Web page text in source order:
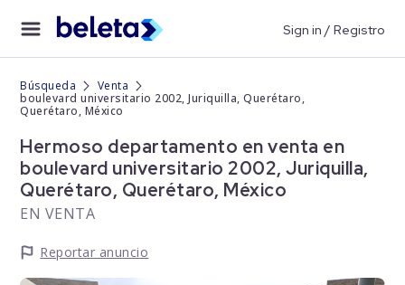
Sign in / Registro
Búsqueda
Venta
boulevard universitario 2002, Juriquilla, Querétaro,
Querétaro, México
Hermoso departamento en venta en
boulevard universitario 2002, Juriquilla,
Querétaro, Querétaro, México
EN VENTA
Reportar anuncio